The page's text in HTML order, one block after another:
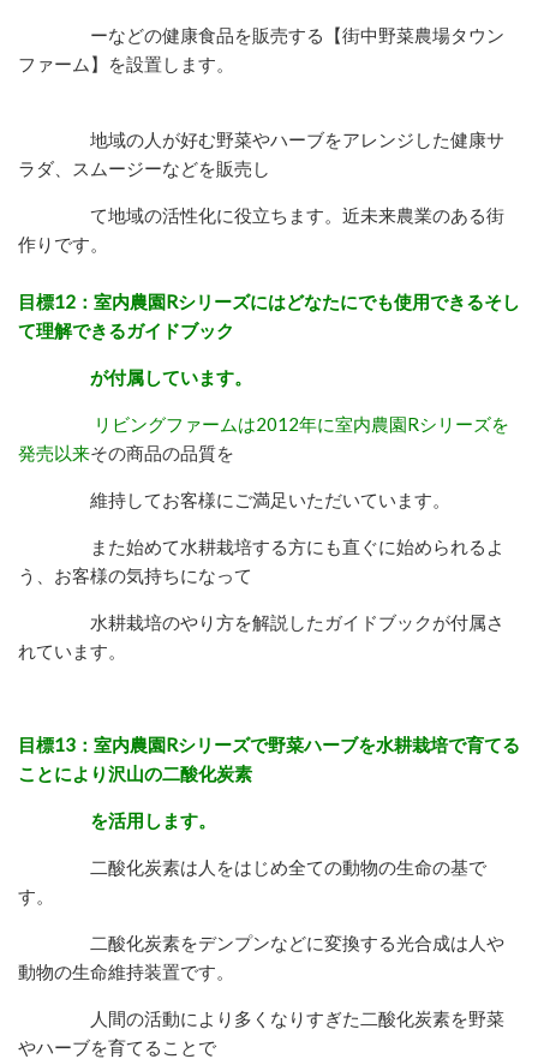
ーなどの健康食品を販売する【街中野菜農場タウン
ファーム】を設置します。
地域の人が好む野菜やハーブをアレンジした健康サ
ラダ、スムージーなどを販売し
て地域の活性化に役立ちます。近未来農業のある街
作りです。
目標12：室内農園Rシリーズにはどなたにでも使用できるそし
て理解できるガイドブック
が付属しています。
リビングファームは2012年に室内農園Rシリーズを
発売以来その商品の品質を
維持してお客様にご満足いただいています。
また始めて水耕栽培する方にも直ぐに始められるよ
う、お客様の気持ちになって
水耕栽培のやり方を解説したガイドブックが付属さ
れています。
目標13：室内農園Rシリーズで野菜ハーブを水耕栽培で育てる
ことにより沢山の二酸化炭素
を活用します。
二酸化炭素は人をはじめ全ての動物の生命の基で
す。
二酸化炭素をデンプンなどに変換する光合成は人や
動物の生命維持装置です。
人間の活動により多くなりすぎた 二酸化炭素を野菜
やハーブを育てることで